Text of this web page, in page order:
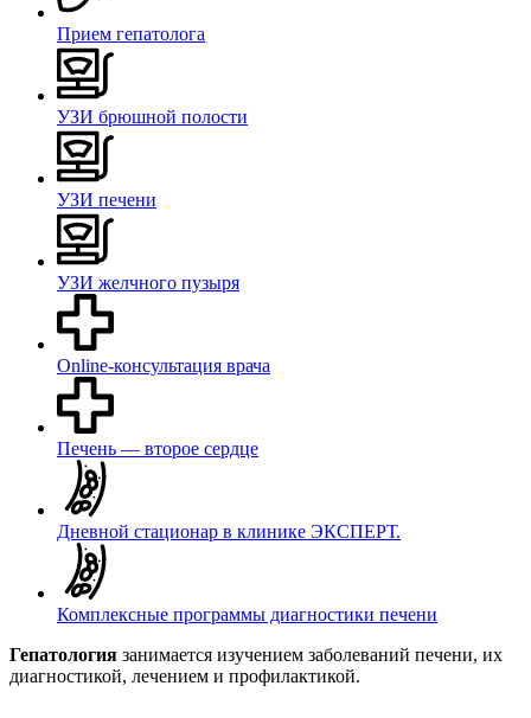
Прием гепатолога
УЗИ брюшной полости
УЗИ печени
УЗИ желчного пузыря
Online-консультация врача
Печень — второе сердце
Дневной стационар в клинике ЭКСПЕРТ.
Комплексные программы диагностики печени
Гепатология занимается изучением заболеваний печени, их
диагностикой, лечением и профилактикой.